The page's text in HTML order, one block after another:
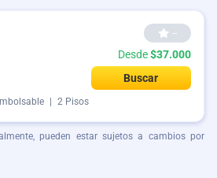
--
Desde$37.000
Buscar
2 Pisos
pueden estar sujetos a cambios por